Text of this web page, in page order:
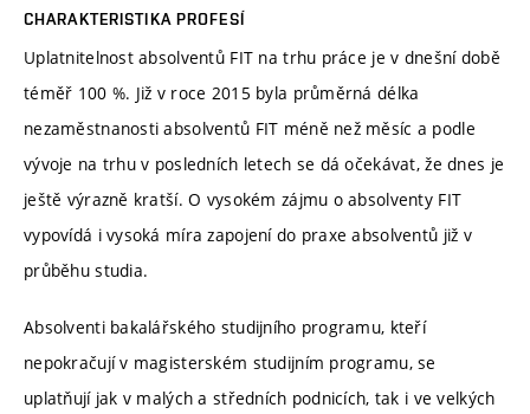
CHARAKTERISTIKA PROFESÍ
Uplatnitelnost absolventů FIT na trhu práce je v dnešní době
téměř 100 %. Již v roce 2015 byla průměrná délka
nezaměstnanosti absolventů FIT méně než měsíc a podle
vývoje na trhu v posledních letech se dá očekávat, že dnes je
ještě výrazně kratší. O vysokém zájmu o absolventy FIT
vypovídá i vysoká míra zapojení do praxe absolventů již v
průběhu studia.
Absolventi bakalářského studijního programu, kteří
nepokračují v magisterském studijním programu, se
uplatňují jak v malých a středních podnicích, tak i ve velkých